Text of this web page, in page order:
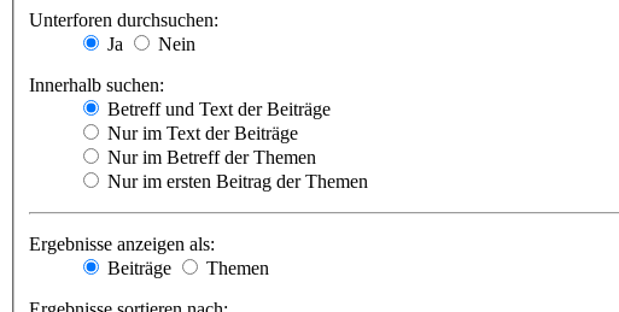
Unterforen durchsuchen:
Ja
Nein
Innerhalb suchen:
Betreff und Text der Beiträge
Nur im Text der Beiträge
Nur im Betreff der Themen
Nur im ersten Beitrag der Themen
Ergebnisse anzeigen als:
Beiträge
Themen